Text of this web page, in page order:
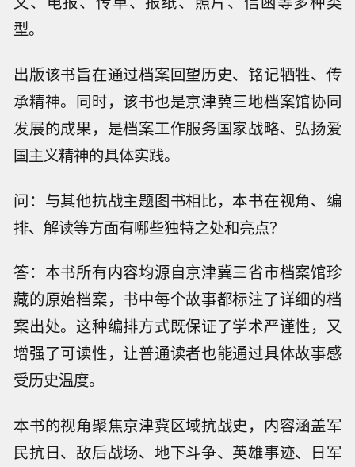
型。
出版该书旨在通过档案回望历史、铭记牺牲、传
承精神。同时，该书也是京津冀三地档案馆协同
发展的成果，是档案工作服务国家战略、弘扬爱
国主义精神的具体实践。
问：与其他抗战主题图书相比，本书在视角、编
排、解读等方面有哪些独特之处和亮点？
答：本书所有内容均源自京津冀三省市档案馆珍
藏的原始档案，书中每个故事都标注了详细的档
案出处。这种编排方式既保证了学术严谨性，又
增强了可读性，让普通读者也能通过具体故事感
受历史温度。
本书的视角聚焦京津冀区域抗战史，内容涵盖军
民抗日、敌后战场、地下斗争、英雄事迹、日军